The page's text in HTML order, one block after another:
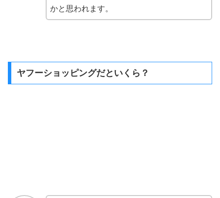
かと思われます。
ヤフーショッピングだといくら？